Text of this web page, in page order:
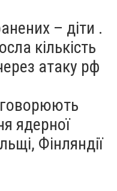
– діти .
кількість
атаку рф
ядерної
Фінляндії